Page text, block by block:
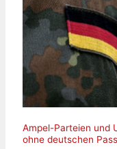
Ampel-Parteien und
ohne deutschen Pass